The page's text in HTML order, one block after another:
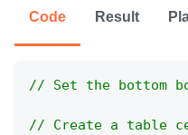
Code Result
// Set the bottom
// Create a table